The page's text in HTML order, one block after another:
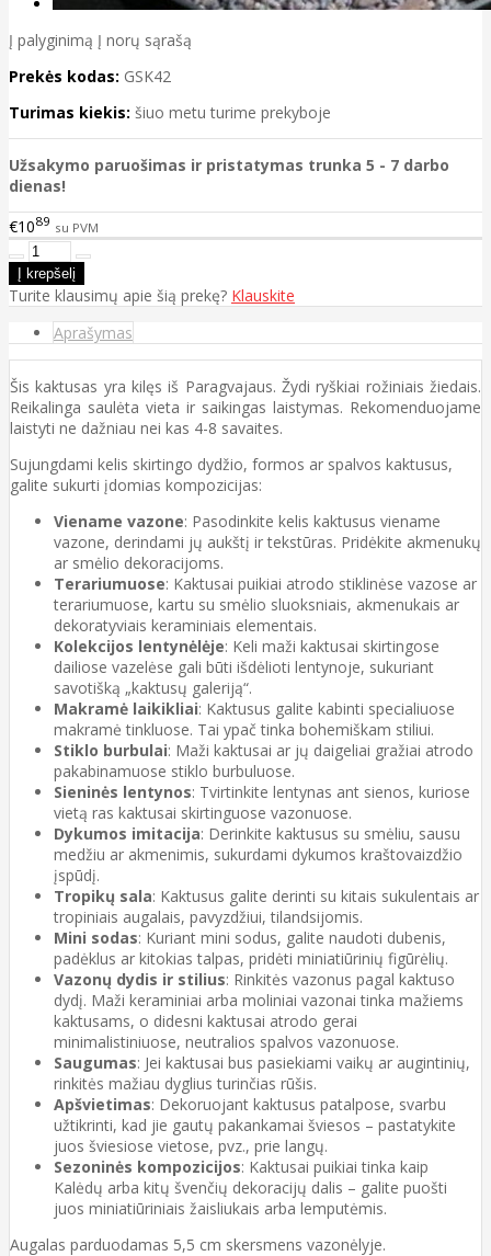
Į palyginimą Į norų sąrašą
Prekės kodas: GSK42
Turimas kiekis: šiuo metu turime prekyboje
Užsakymo paruošimas ir pristatymas trunka 5 - 7 darbo
dienas!
€1089 su PVM
Turite klausimų apie šią prekę? Klauskite
Aprašymas
Šis kaktusas yra kilęs iš Paragvajaus. Žydi ryškiai rožiniais žiedais.
Reikalinga saulėta vieta ir saikingas laistymas. Rekomenduojame
laistyti ne dažniau nei kas 4-8 savaites.
Sujungdami kelis skirtingo dydžio, formos ar spalvos kaktusus,
galite sukurti įdomias kompozicijas:
Viename vazone: Pasodinkite kelis kaktusus viename
vazone, derindami jų aukštį ir tekstūras. Pridėkite akmenukų
ar smėlio dekoracijoms.
Terariumuose: Kaktusai puikiai atrodo stiklinėse vazose ar
terariumuose, kartu su smėlio sluoksniais, akmenukais ar
dekoratyviais keraminiais elementais.
Kolekcijos lentynėlėje: Keli maži kaktusai skirtingose
dailiose vazelėse gali būti išdėlioti lentynoje, sukuriant
savotišką „kaktusų galeriją“.
Makramė laikikliai: Kaktusus galite kabinti specialiuose
makramė tinkluose. Tai ypač tinka bohemiškam stiliui.
Stiklo burbulai: Maži kaktusai ar jų daigeliai gražiai atrodo
pakabinamuose stiklo burbuluose.
Sieninės lentynos: Tvirtinkite lentynas ant sienos, kuriose
vietą ras kaktusai skirtinguose vazonuose.
Dykumos imitacija: Derinkite kaktusus su smėliu, sausu
medžiu ar akmenimis, sukurdami dykumos kraštovaizdžio
įspūdį.
Tropikų sala: Kaktusus galite derinti su kitais sukulentais ar
tropiniais augalais, pavyzdžiui, tilandsijomis.
Mini sodas: Kuriant mini sodus, galite naudoti dubenis,
padėklus ar kitokias talpas, pridėti miniatiūrinių figūrėlių.
Vazonų dydis ir stilius: Rinkitės vazonus pagal kaktuso
dydį. Maži keraminiai arba moliniai vazonai tinka mažiems
kaktusams, o didesni kaktusai atrodo gerai
minimalistiniuose, neutralios spalvos vazonuose.
Saugumas: Jei kaktusai bus pasiekiami vaikų ar augintinių,
rinkitės mažiau dyglius turinčias rūšis.
Apšvietimas: Dekoruojant kaktusus patalpose, svarbu
užtikrinti, kad jie gautų pakankamai šviesos – pastatykite
juos šviesiose vietose, pvz., prie langų.
Sezoninės kompozicijos: Kaktusai puikiai tinka kaip
Kalėdų arba kitų švenčių dekoracijų dalis – galite puošti
juos miniatiūriniais žaisliukais arba lemputėmis.
Augalas parduodamas 5,5 cm skersmens vazonėlyje.